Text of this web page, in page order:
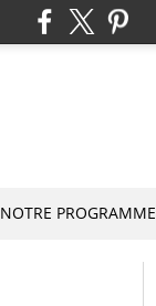
NOTRE PROGRAMME